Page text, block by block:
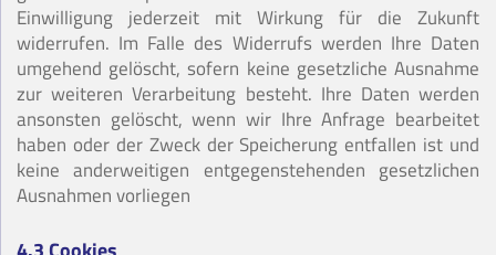
Einwilligung jederzeit mit Wirkung für die Zukunft
widerrufen. Im Falle des Widerrufs werden Ihre Daten
umgehend gelöscht, sofern keine gesetzliche Ausnahme
zur weiteren Verarbeitung besteht. Ihre Daten werden
ansonsten gelöscht, wenn wir Ihre Anfrage bearbeitet
haben oder der Zweck der Speicherung entfallen ist und
keine anderweitigen entgegenstehenden gesetzlichen
Ausnahmen vorliegen